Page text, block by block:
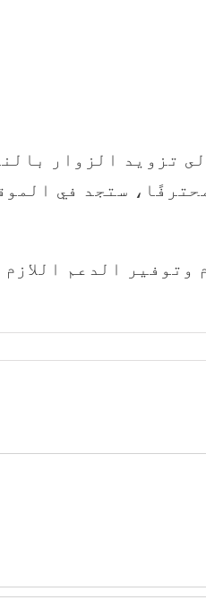
تزويد الزوار
ستجد في
الدعم